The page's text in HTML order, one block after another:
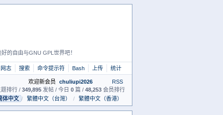
的自由与GNU GPL世界吧！
网志 搜索 命令提示符 Bash 上传 统计
欢迎新会员 chuliupi2026
RSS
排行 / 349,895 发帖 / 今日 0 篇 / 48,253 会员排行
体中文 / 繁體中文（台灣） / 繁體中文（香港）